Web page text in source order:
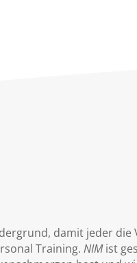
damit jeder die
Training.NIMist